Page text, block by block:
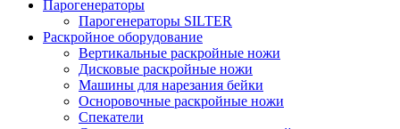
Парогенераторы
Парогенераторы SILTER
Раскройное оборудование
Вертикальные раскройные ножи
Дисковые раскройные ножи
Машины для нарезания бейки
Осноровочные раскройные ножи
Спекатели